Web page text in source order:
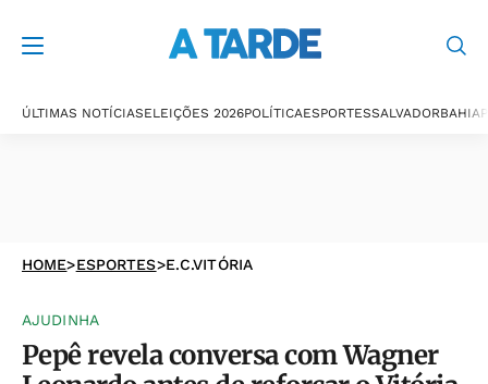
ÚLTIMAS NOTÍCIASELEIÇÕES 2026POLÍTICAESPORTESSALVADORBAHIA
HOME>ESPORTES>E.C.VITÓRIA
AJUDINHA
Pepê revela conversa com Wagner